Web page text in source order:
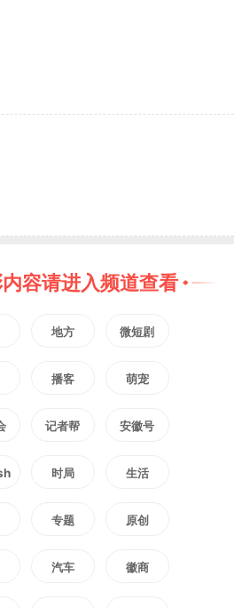
心，多处野外烧火痕
重火灾隐患。执法人
的同时，同步对现场
理，及时消除安全
容请进入频道查看
地方 微短剧
播客 萌宠
记者帮 安徽号
时局 生活
专题 原创
汽车 徽商